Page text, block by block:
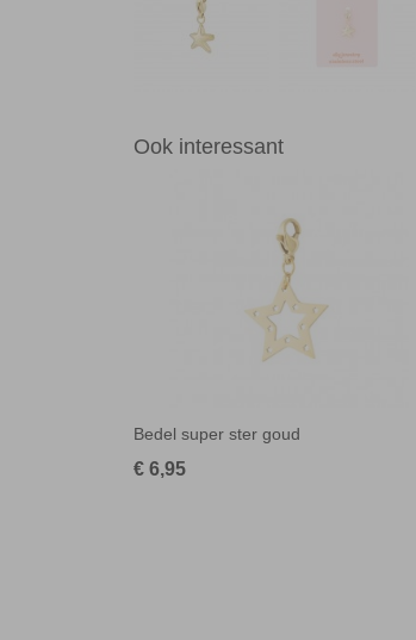
Ook interessant
Bedel super ster goud
€ 6,95